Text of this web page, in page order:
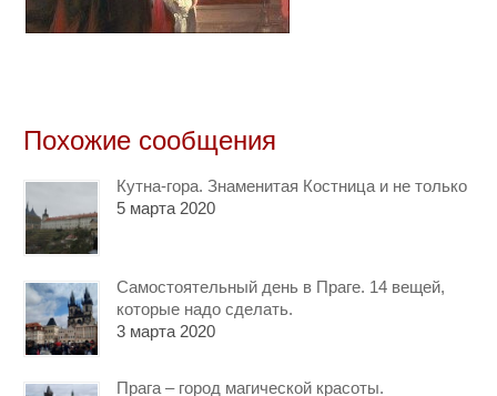
Похожие сообщения
Кутна-гора. Знаменитая Костница и не только
5 марта 2020
Самостоятельный день в Праге. 14 вещей,
которые надо сделать.
3 марта 2020
Прага – город магической красоты.